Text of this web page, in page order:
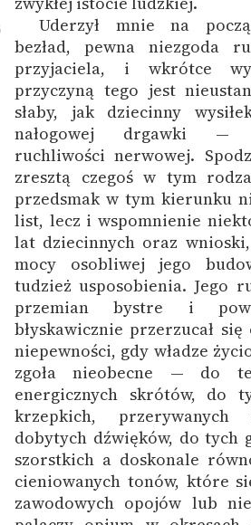
Uderzył mnie na
bezład, pewna niezgoda
przyjaciela, i wkrótce
przyczyną tego jest
słaby, jak dziecinny
nałogowej drgawki —
ruchliwości nerwowej.
zresztą czegoś w tym
przedsmak w tym kierunku
list, lecz i wspomnienie
lat dziecinnych oraz
mocy osobliwej jego
tudzież usposobienia. Jego
przemian bystre i
błyskawicznie przerzucał
niepewności, gdy władze
zgoła nieobecne — do
energicznych skrótów, do
krzepkich,
dobytych dźwięków, do tych
szorstkich a doskonale
cieniowanych tonów, które
zawodowych opojów lub